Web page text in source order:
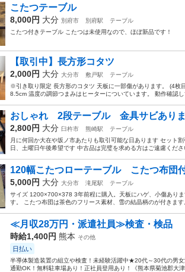
こたつテーブル
8,000円 大分 別府市 別府駅
テーブル
こたつ付きテーブル こたつは未使用なので、ほぼ新品です！
【取引中】長方形コタツ
2,000円 大分 大分市 敷戸駅
テーブル
※引き取り限定 長方形のコタツ 天板に一部傷があります。 (4枚
8.5cm 温度の調節つまみはヒーターについています。 動作確認し
おしゃれ 2段テーブル 金具サビあり
2,800円 大分 臼杵市 熊崎駅
テーブル
月に何回か大在や坂ノ市あたりも取引可能な日あります セット
日、土曜日午後希望です 中古品は完璧を求める方はご遠慮くだ
120幅こたつローテーブル こたつ布団
5,000円 大分 大分市 滝尾駅
テーブル
サイズ 1200×700×378 3年前程に購入。天板にハゲ、小傷あり
す。 こたつ布団は茶色のフリース素材、雪の結晶柄のが付きま
≪月収28万円・派遣社員≫検査・検品
時給1,400円 熊本 その他
日払い
半導体製造装置の組立や検査！未経験活躍中★20代～30代の男
通勤OK！無料駐車場あり！正社員登用あり！《熊本県菊池郡大